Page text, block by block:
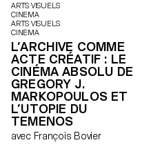
ARTS VISUELS
CINEMA
ARTS VISUELS
CINEMA
L’ARCHIVE COMME
ACTE CRÉATIF : LE
CINÉMA ABSOLU DE
GREGORY J.
MARKOPOULOS ET
L’UTOPIE DU
TEMENOS
avec François Bovier